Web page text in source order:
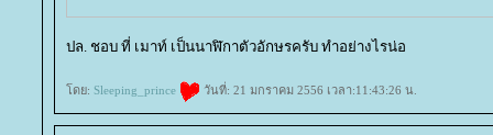
ปล. ชอบ ที่ เมาท์ เป็นนาฬิกาตัวอักษรครับ ทำอย่างไรน่อ
ดย: Sleeping_prince วันที่: 21 มกราคม 2556 เวลา:11:43:26 น.